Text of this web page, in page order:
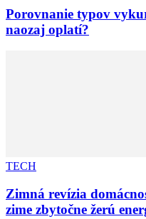
Porovnanie typov
naozaj oplatí?
TECH
Zimná revízia
zime zbytočne žerú